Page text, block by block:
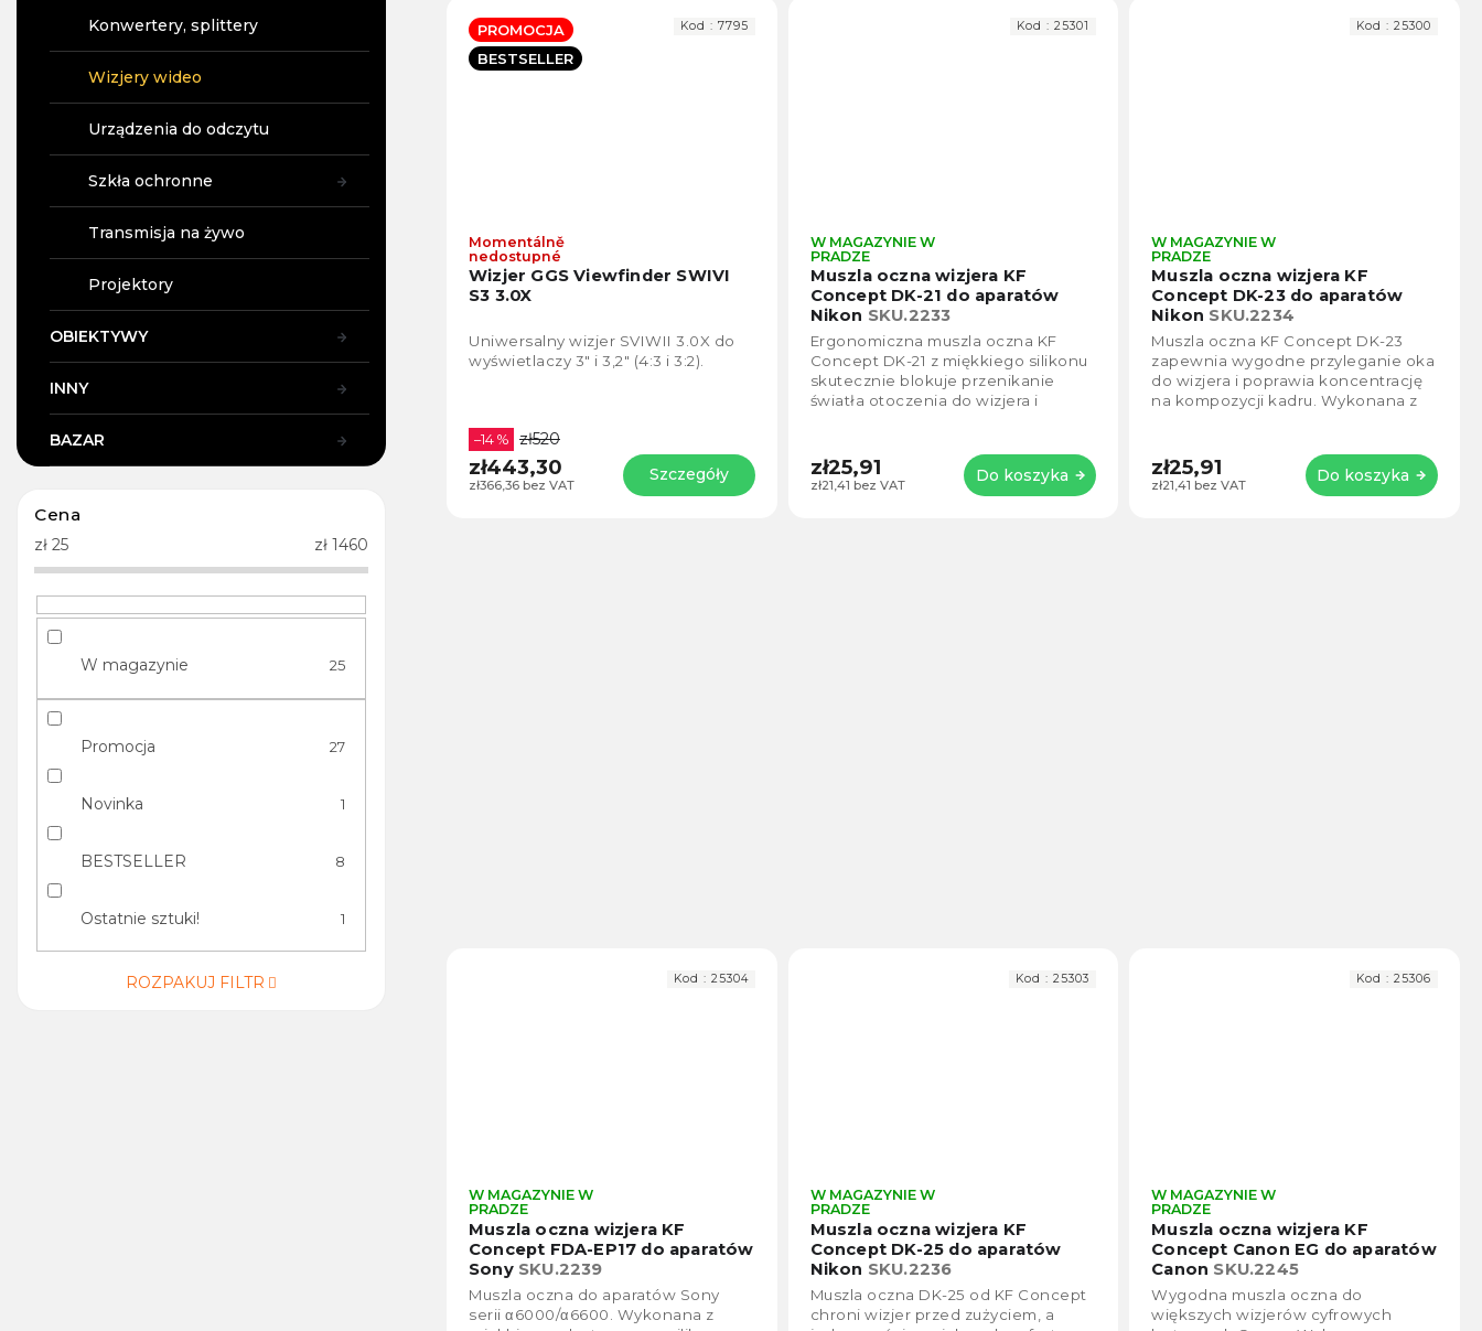
Cena
zł 25 zł 1460
W magazynie 25
Promocja 27
Novinka 1
BESTSELLER 8
Ostatnie sztuki! 1
ROZPAKUJ FILTR
Konwertery, splittery
Wizjery wideo
Urządzenia do odczytu
Szkła ochronne
Transmisja na żywo
Projektory
OBIEKTYWY
INNY
BAZAR
PROMOCJA
BESTSELLER
Wizjer GGS Viewfinder SWIVI
S3 3.0X
produktu
gwiazdek.
Momentálně
nedostupné
zł366,36 bez VAT
–14 % zł520
zł443,30 Szczegóły
Uniwersalny wizjer SVIWII 3.0X do
wyświetlaczy 3" i 3,2" (4:3 i 3:2).
Kod : 7795
Muszla oczna wizjera KF
Concept DK-21 do aparatów
Nikon SKU.2233
Średnia
produktu
gwiazdek.
W MAGAZYNIE W
PRADZE
zł21,41 bez VAT
zł25,91 Do koszyka
Ergonomiczna muszla oczna KF
Concept DK-21 z miękkiego silikonu
skutecznie blokuje przenikanie
światła otoczenia do wizjera i
Kod :25301
Muszla oczna wizjera KF
Concept DK-23 do aparatów
Nikon SKU.2234
W MAGAZYNIE W
PRADZE
zł21,41 bez VAT
zł25,91 Do koszyka
Muszla oczna KF Concept DK-23
zapewnia wygodne przyleganie oka
do wizjera i poprawia koncentrację
na kompozycji kadru. Wykonana z
Kod : 25300
Muszla oczna wizjera KF
Concept FDA-EP17 do aparatów
Sony SKU.2239
produktu
W MAGAZYNIE W
PRADZE
Muszla oczna do aparatów Sony
serii α6000/α6600. Wykonana z
Kod : 25304
Muszla oczna wizjera KF
Concept DK-25 do aparatów
Nikon SKU.2236
Średnia
produktu
W MAGAZYNIE W
PRADZE
Muszla oczna DK-25 od KF Concept
chroni wizjer przed zużyciem, a
Kod :25303
Muszla oczna wizjera KF
Concept Canon EG do aparatów
Canon SKU.2245
W MAGAZYNIE W
PRADZE
Wygodna muszla oczna do
większych wizjerów cyfrowych
Kod : 25306